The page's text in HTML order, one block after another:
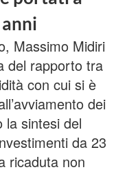
Massimo Midiri
del rapporto tra
con cui si è
dei
la sintesi del
da 23
ricaduta non